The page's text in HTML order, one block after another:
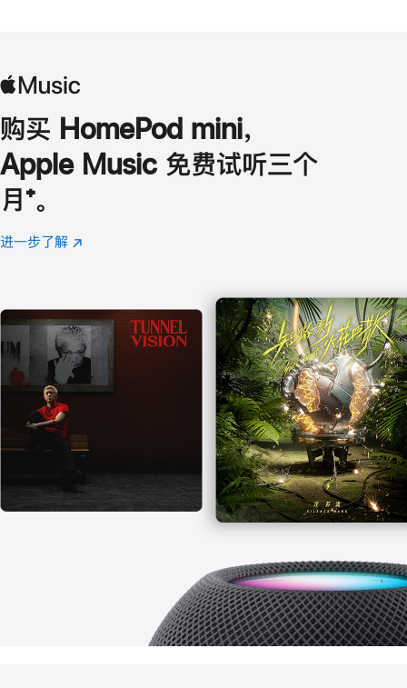
购买 HomePod mini，
Apple Music 免费试听三个
月 脚
注
⁺。
进一步了解 Apple
(在
口
中
打
开)